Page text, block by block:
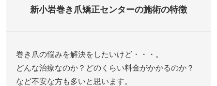
新小岩巻き爪矯正センターの施術の特徴
巻き爪の悩みを解決をしたいけど・・・。
どんな治療なのか？どのくらい料金がかかるのか？
など不安な方も多いと思います。